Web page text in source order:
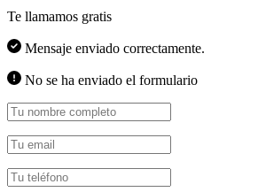
Te llamamos gratis
Mensaje enviado correctamente.
No se ha enviado el formulario